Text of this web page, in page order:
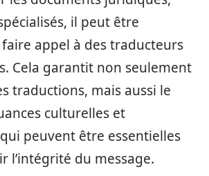
il peut être
appel à des traducteurs
Cela garantit non seulement
traductions, mais aussi le
culturelles et
peuvent être essentielles
l’intégrité du message.